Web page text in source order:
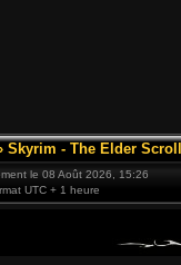
Skyrim - The Elder
le 08 Août 2026, 15:26
UTC + 1 heure